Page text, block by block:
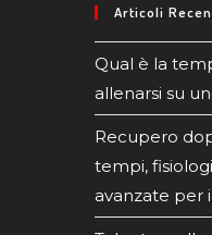
Articoli
Qual è la
allenarsi su
Recupero
tempi,
avanzate per